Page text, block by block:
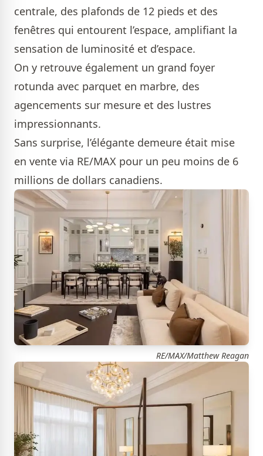
centrale, des plafonds de 12 pieds et des
fenêtres qui entourent l’espace, amplifiant la
sensation de luminosité et d’espace.
On y retrouve également un grand foyer
rotunda avec parquet en marbre, des
agencements sur mesure et des lustres
impressionnants.
Sans surprise, l’élégante demeure était mise
en vente via RE/MAX pour un peu moins de 6
millions de dollars canadiens.
RE/MAX/Matthew Reagan